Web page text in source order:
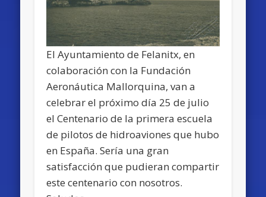
El Ayuntamiento de Felanitx, en
colaboración con la Fundación
Aeronáutica Mallorquina, van a
celebrar el próximo día 25 de julio
el Centenario de la primera escuela
de pilotos de hidroaviones que hubo
en España. Sería una gran
satisfacción que pudieran compartir
este centenario con nosotros.